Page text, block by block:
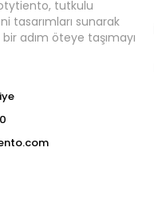
tutkulu
tasarımları sunarak
adım öteye taşımayı